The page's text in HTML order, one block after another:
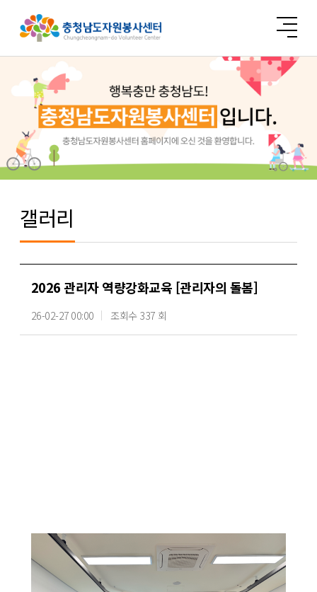
갤러리
2026 관리자 역량강화교육 [관리자의 돌봄]
26-02-27 00:00 조회수 337 회